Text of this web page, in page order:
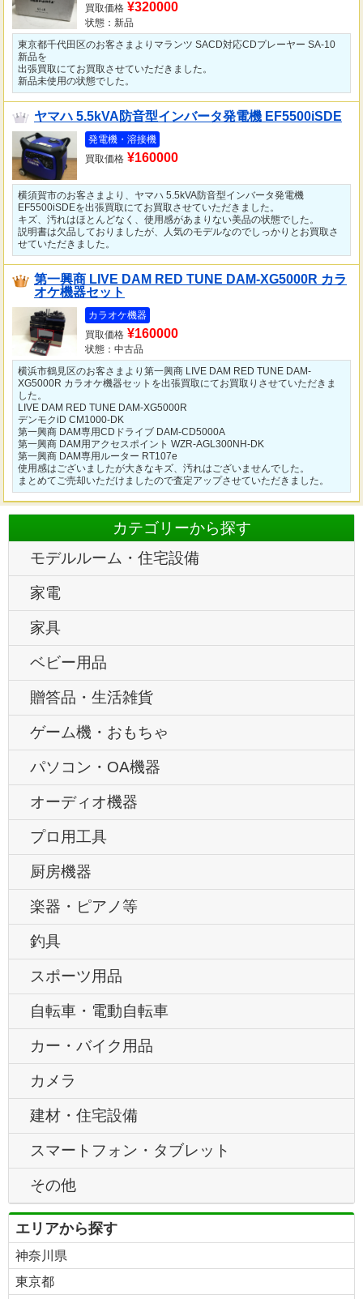
買取価格 ¥320000
状態：新品
東京都千代田区のお客さまよりマランツ SACD対応CDプレーヤー SA-10
新品を
出張買取にてお買取させていただきました。
新品未使用の状態でした。
ヤマハ 5.5kVA防音型インバータ発電機 EF5500iSDE
発電機・溶接機
買取価格 ¥160000
横須賀市のお客さまより、ヤマハ 5.5kVA防音型インバータ発電機
EF5500iSDEを出張買取にてお買取させていただきました。
キズ、汚れはほとんどなく、使用感があまりない美品の状態でした。
説明書は欠品しておりましたが、人気のモデルなのでしっかりとお買取さ
せていただきました。
第一興商 LIVE DAM RED TUNE DAM-XG5000R カラ
オケ機器セット
カラオケ機器
買取価格 ¥160000
状態：中古品
横浜市鶴見区のお客さまより第一興商 LIVE DAM RED TUNE DAM-
XG5000R カラオケ機器セットを出張買取にてお買取りさせていただきま
した。
LIVE DAM RED TUNE DAM-XG5000R
デンモクiD CM1000-DK
第一興商 DAM専用CDドライブ DAM-CD5000A
第一興商 DAM用アクセスポイント WZR-AGL300NH-DK
第一興商 DAM専用ルーター RT107e
使用感はございましたが大きなキズ、汚れはございませんでした。
まとめてご売却いただけましたので査定アップさせていただきました。
カテゴリーから探す
モデルルーム・住宅設備
家電
家具
ベビー用品
贈答品・生活雑貨
ゲーム機・おもちゃ
パソコン・OA機器
オーディオ機器
プロ用工具
厨房機器
楽器・ピアノ等
釣具
スポーツ用品
自転車・電動自転車
カー・バイク用品
カメラ
建材・住宅設備
スマートフォン・タブレット
その他
エリアから探す
神奈川県
東京都